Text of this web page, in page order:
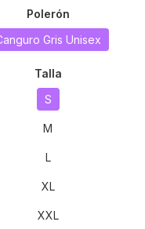
Polerón
Gris Unisex
Talla
S
M
L
XL
XXL